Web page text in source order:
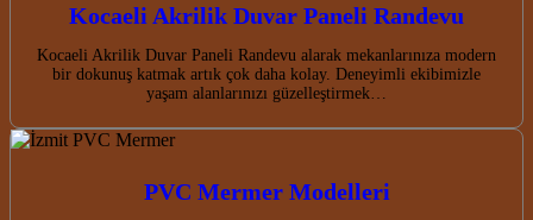
Kocaeli Akrilik Duvar Paneli Randevu
Kocaeli Akrilik Duvar Paneli Randevu alarak mekanlarınıza modern
bir dokunuş katmak artık çok daha kolay. Deneyimli ekibimizle
yaşam alanlarınızı güzelleştirmek…
PVC Mermer Modelleri